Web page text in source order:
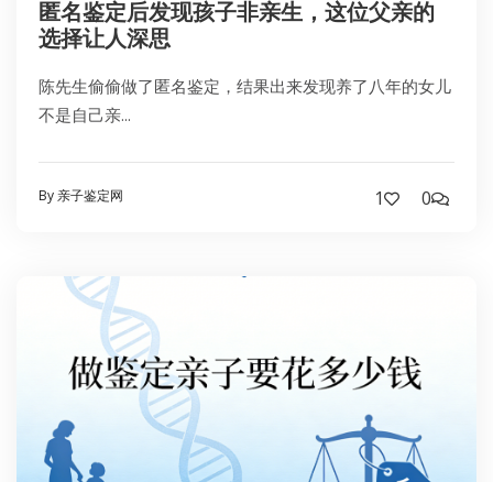
匿名鉴定后发现孩子非亲生，这位父亲的
选择让人深思
陈先生偷偷做了匿名鉴定，结果出来发现养了八年的女儿
不是自己亲...
By 亲子鉴定网 1 0